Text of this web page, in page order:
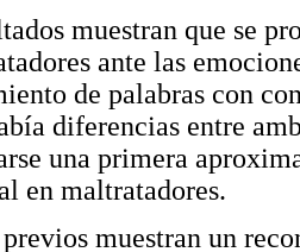
muestran que se
ante las
de palabras con
diferencias entre
una primera
en maltratadores.
muestran un